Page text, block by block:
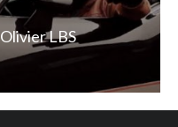
Olivier LBS